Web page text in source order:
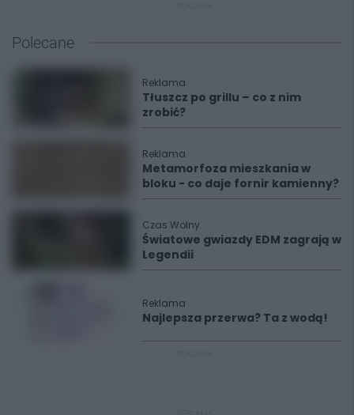
Polecane
Reklama
Tłuszcz po grillu – co z nim
zrobić?
Reklama
Metamorfoza mieszkania w
bloku - co daje fornir kamienny?
Czas Wolny
Światowe gwiazdy EDM zagrają w
Legendii
Reklama
Najlepsza przerwa? Ta z wodą!